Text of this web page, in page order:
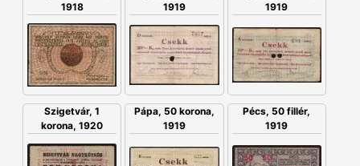
1918
1919
1919
Szigetvár, 1
korona, 1920
Pápa, 50 korona,
1919
Pécs, 50 fillér,
1919